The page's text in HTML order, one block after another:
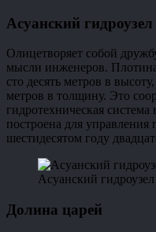
Асуанский гидроузел
Олицетворяет собой
мысли инженеров.
сто десять метров в
метров в толщину. Это
гидротехническая
построена для
шестидесятом году
Асуанский гидроузел
Долина царей